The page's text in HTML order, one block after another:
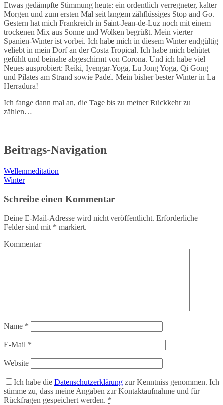
Etwas gedämpfte Stimmung heute: ein ordentlich verregneter, kalter
Morgen und zum ersten Mal seit langem zähflüssiges Stop and Go.
Gestern hat mich Frankreich in Saint-Jean-de-Luz noch mit einem
trockenen Mix aus Sonne und Wolken begrüßt. Mein vierter
Spanien-Winter ist vorbei. Ich habe mich in diesem Winter endgültig
veliebt in mein Dorf an der Costa Tropical. Ich habe mich behütet
gefühlt und beinahe abgeschirmt von Corona. Und ich habe viel
Neues ausprobiert: Reiki, Iyengar-Yoga, Lu Jong Yoga, Qi Gong
und Pilates am Strand sowie Padel. Mein bisher bester Winter in La
Herradura!
Ich fange dann mal an, die Tage bis zu meiner Rückkehr zu
zählen…
Beitrags-Navigation
Wellenmeditation
Winter
Schreibe einen Kommentar
Deine E-Mail-Adresse wird nicht veröffentlicht. Erforderliche
Felder sind mit * markiert.
Kommentar
Name *
E-Mail *
Website
Ich habe die Datenschutzerklärung zur Kenntniss genommen. Ich
stimme zu, dass meine Angaben zur Kontaktaufnahme und für
Rückfragen gespeichert werden. *